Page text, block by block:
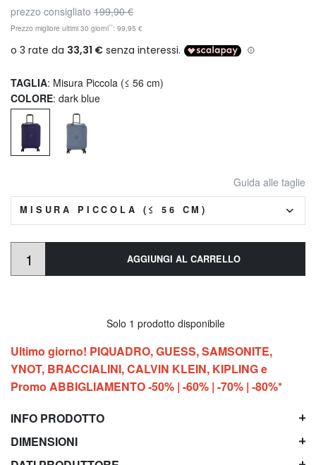
prezzo consigliato 199,90 €
Prezzo migliore ultimi 30 giorni**: 99,95 €
TAGLIA: Misura Piccola (≤ 56 cm)
COLORE: dark blue
Guida alle taglie
MISURA PICCOLA (≤ 56 CM)
AGGIUNGI AL CARRELLO
Solo 1 prodotto disponibile
Ultimo giorno! PIQUADRO, GUESS, SAMSONITE,
YNOT, BRACCIALINI, CALVIN KLEIN, KIPLING e
Promo ABBIGLIAMENTO -50% | -60% | -70% | -80%*
INFO PRODOTTO
DIMENSIONI